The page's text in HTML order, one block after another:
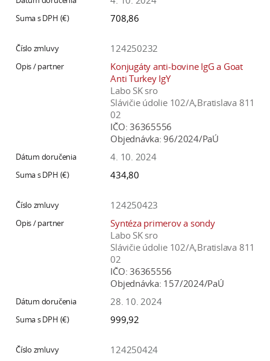
708,86
124250232
Konjugáty anti-bovine IgG a Goat
Anti Turkey IgY
Labo SK sro
Slávičie údolie 102/A,Bratislava 811
02
IČO: 36365556
Objednávka: 96/2024/PaÚ
4. 10. 2024
434,80
124250423
Syntéza primerov a sondy
Labo SK sro
Slávičie údolie 102/A,Bratislava 811
02
IČO: 36365556
Objednávka: 157/2024/PaÚ
28. 10. 2024
999,92
124250424